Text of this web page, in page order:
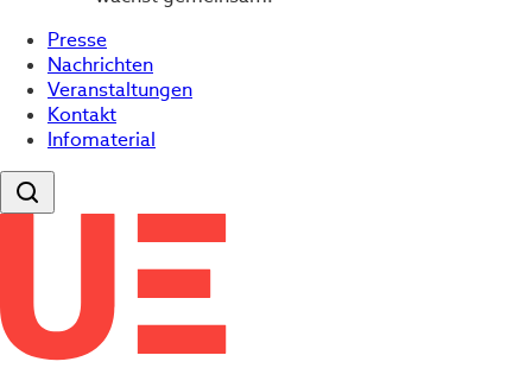
Presse
Nachrichten
Veranstaltungen
Kontakt
Infomaterial